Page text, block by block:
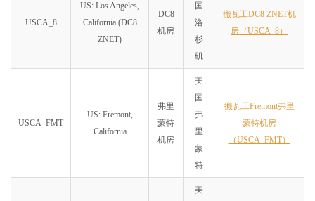
USCA_8
US: Los Angeles,
California (DC8
ZNET)
DC8
机房
国
洛
杉
矶
搬瓦工DC8 ZNET机
房（USCA_8）
USCA_FMT
US: Fremont,
California
弗里
蒙特
机房
美
国
弗
里
蒙
特
搬瓦工Fremont弗里
蒙特机房
（USCA_FMT）
美